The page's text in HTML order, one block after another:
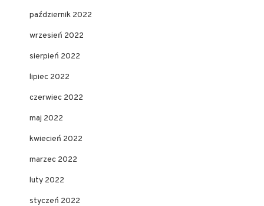
październik 2022
wrzesień 2022
sierpień 2022
lipiec 2022
czerwiec 2022
maj 2022
kwiecień 2022
marzec 2022
luty 2022
styczeń 2022